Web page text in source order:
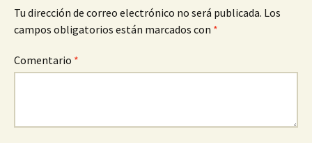
Tu dirección de correo electrónico no será publicada. Los
campos obligatorios están marcados con *
Comentario *